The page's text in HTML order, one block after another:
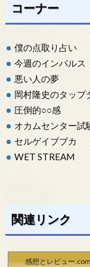
コーナー
僕の点取り占い
今週のインパルス
悪い人の夢
岡村隆史のタップ
圧倒的○○感
オカムセンター試
セルゲイブブカ
WET STREAM
関連リンク
感想とレビュー